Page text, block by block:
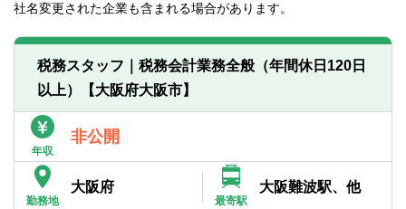
USCPA（米国公認会計士）の求人
個別転職相談会・セミナー
転職お役立ち情報
社名変更された企業も含まれる場合があります。
税務スタッフ｜税務会計業務全般（年間休日120日
以上）【大阪府大阪市】
年収
非公開
勤務地
大阪府
最寄駅
大阪難波駅、他